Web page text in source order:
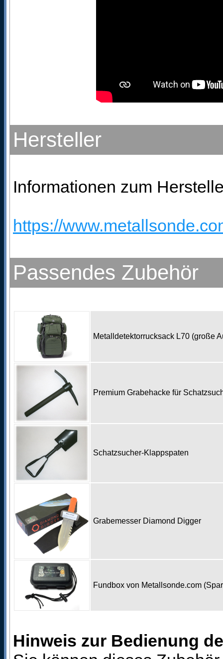
Hersteller
Informationen zum
https://
Passendes Zubehör
Metalldetektorrucksack L70 (große
Premium Grabehacke für
Schatzsucher-Klappspaten
Grabemesser Diamond Digger
Fundbox von Metallsonde.com
Hinweis zur Bedienung